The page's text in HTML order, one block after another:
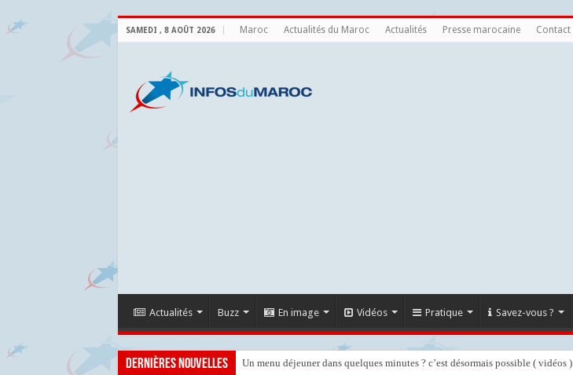
SAMEDI , 8 AOÛT 2026 Maroc Actualités du Maroc Actualités Presse marocaine Contact
Actualités Buzz En image Vidéos Pratique Savez-vous ?
Dernières nouvelles Un menu déjeuner dans quelques minutes ? c’est désormais possible ( vidéos )